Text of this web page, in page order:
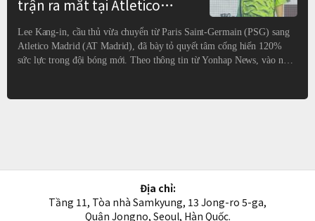
trận ra mắt tại Atletico
Lee Kang-in, cầu thủ vừa chuyển từ Paris Saint-Germain (PSG) sang
Atletico Madrid (AT Madrid), đã bày tỏ quyết tâm cống hiến 120%
sức lực trong đội bóng mới. Theo thông tin từ Yonhap News, vào ngày
cho biết: "Tôi luôn muốn chiến thắng, cả trong quá khứ lẫn hiện tại, và
Địa chỉ:
Tầng 11, Tòa nhà Samkyung, 13 Jong-ro 5-ga,
Quận Jongno, Seoul, Hàn Quốc.